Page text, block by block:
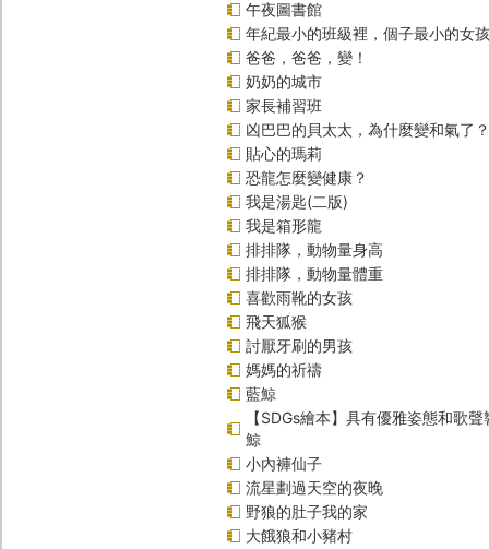
午夜圖書館
年紀最小的班級裡，個子最小的女
爸爸，爸爸，變！
奶奶的城市
家長補習班
凶巴巴的貝太太，為什麼變和氣了？
貼心的瑪莉
恐龍怎麼變健康？
我是湯匙(二版)
我是箱形龍
排排隊，動物量身高
排排隊，動物量體重
喜歡雨靴的女孩
飛天狐猴
討厭牙刷的男孩
媽媽的祈禱
藍鯨
【SDGs繪本】具有優雅姿態和歌
鯨
小內褲仙子
流星劃過天空的夜晚
野狼的肚子我的家
大餓狼和小豬村